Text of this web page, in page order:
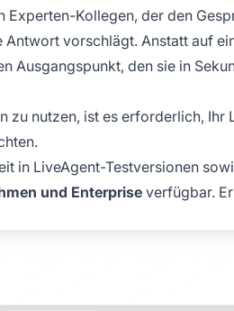
Experten-Kollegen, der den
vorschlägt. Anstatt auf
Ausgangspunkt, den sie in
zu nutzen, ist es erforderlich, Ihr
in LiveAgent-Testversionen
und Enterprise verfügbar.